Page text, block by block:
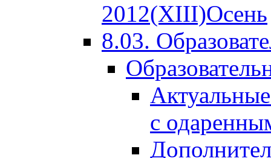
2012(XIII)Осень
8.03.
с